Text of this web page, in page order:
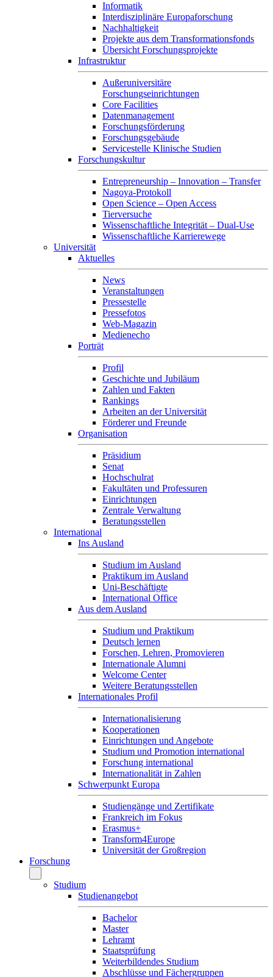
Informatik
Interdisziplinäre Europaforschung
Nachhaltigkeit
Projekte aus dem Transformationsfonds
Übersicht Forschungsprojekte
Infrastruktur
Außeruniversitäre
Forschungseinrichtungen
Core Facilities
Datenmanagement
Forschungsförderung
Forschungsgebäude
Servicestelle Klinische Studien
Forschungskultur
Entrepreneurship – Innovation – Transfer
Nagoya-Protokoll
Open Science – Open Access
Tierversuche
Wissenschaftliche Integrität – Dual-Use
Wissenschaftliche Karrierewege
Universität
Aktuelles
News
Veranstaltungen
Pressestelle
Pressefotos
Web-Magazin
Medienecho
Porträt
Profil
Geschichte und Jubiläum
Zahlen und Fakten
Rankings
Arbeiten an der Universität
Förderer und Freunde
Organisation
Präsidium
Senat
Hochschulrat
Fakultäten und Professuren
Einrichtungen
Zentrale Verwaltung
Beratungsstellen
International
Ins Ausland
Studium im Ausland
Praktikum im Ausland
Uni-Beschäftigte
International Office
Aus dem Ausland
Studium und Praktikum
Deutsch lernen
Forschen, Lehren, Promovieren
Internationale Alumni
Welcome Center
Weitere Beratungsstellen
Internationales Profil
Internationalisierung
Kooperationen
Einrichtungen und Angebote
Studium und Promotion international
Forschung international
Internationalität in Zahlen
Schwerpunkt Europa
Studiengänge und Zertifikate
Frankreich im Fokus
Erasmus+
Transform4Europe
Universität der Großregion
Forschung
Studium
Studienangebot
Bachelor
Master
Lehramt
Staatsprüfung
Weiterbildendes Studium
Abschlüsse und Fächergruppen